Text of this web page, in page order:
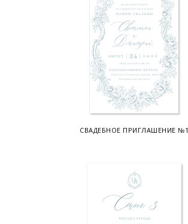
СВАДЕБНОЕ ПРИГЛАШЕНИЕ №1